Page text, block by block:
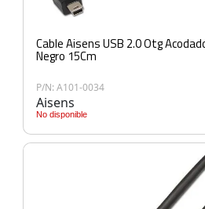
Cable Aisens USB 2.0 Otg
Negro 15Cm
P/N: A101-0034
Aisens
No disponible